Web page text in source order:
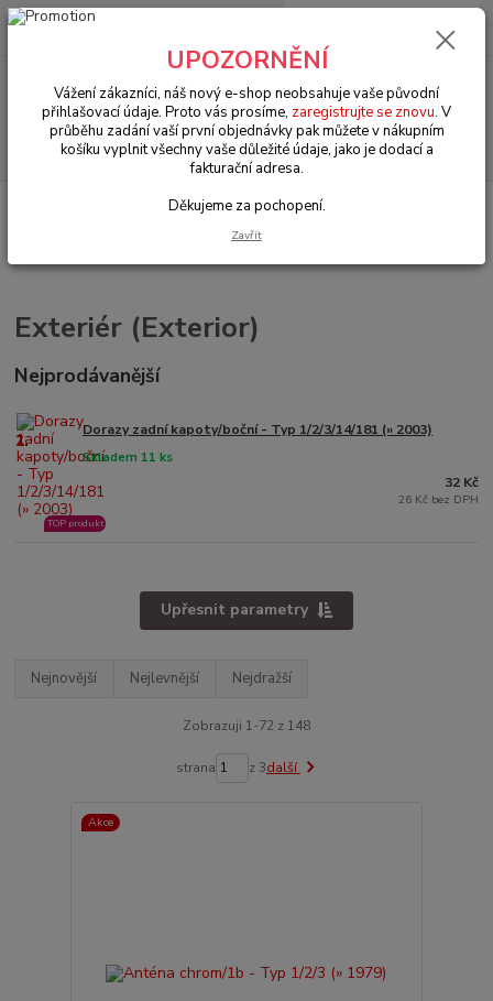
Menu
Hledat
+420 602 330 329
0 Kč
VW Bus Typ 2 (1967 » 79) Exteriér (Exterior)
Exteriér (Exterior)
Nejprodávanější
1. Dorazy zadní kapoty/boční - Typ 1/2/3/14/181 (» 2003)
Skladem 11 ks
TOP produkt
32 Kč
26 Kč bez DPH
Upřesnit parametry
Nejnovější Nejlevnější Nejdražší
Zobrazuji 1-72 z 148
strana z 3další
Akce
UPOZORNĚNÍ
Vážení zákazníci, náš nový e-shop neobsahuje vaše původní
přihlašovací údaje. Proto vás prosíme, zaregistrujte se znovu. V
průběhu zadání vaší první objednávky pak můžete v nákupním
košíku vyplnit všechny vaše důležité údaje, jako je dodací a
fakturační adresa.
Děkujeme za pochopení.
Zavřít